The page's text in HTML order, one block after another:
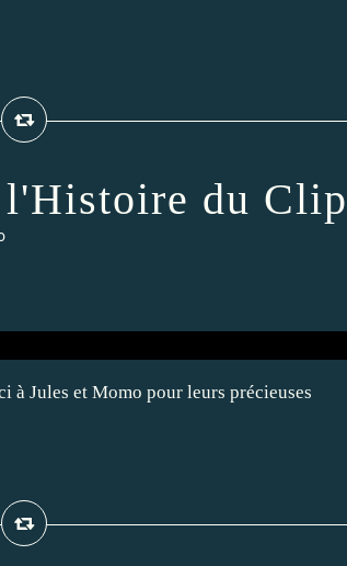
du Clip
à Jules et Momo pour leurs précieuses